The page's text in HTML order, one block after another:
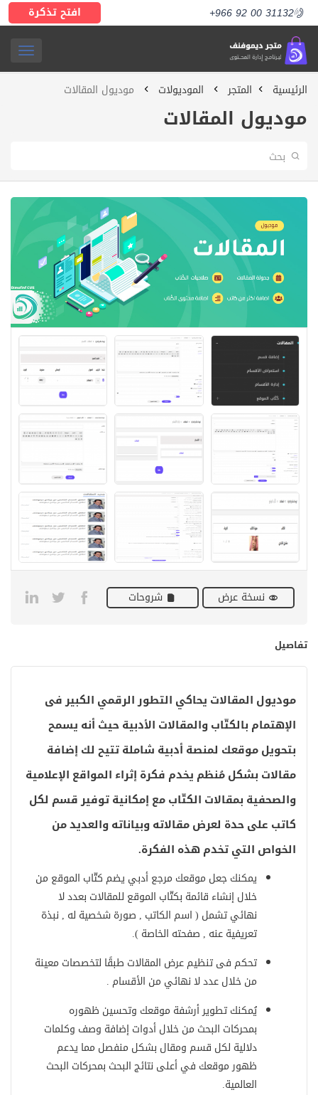
+966 92 00 31132 افتح تذكرة
الرئيسية المتجر الموديولات موديول المقالات
موديول المقالات
نسخة عرض شروحات
تفاصيل
موديول المقالات يحاكي التطور الرقمي الكبير فى
الإهتمام بالكتّاب والمقالات الأدبية حيث أنه يسمح
بتحويل موقعك لمنصة أدبية شاملة تتيح لك إضافة
مقالات بشكل مُنظم يخدم فكرة إثراء المواقع الإعلامية
والصحفية بمقالات الكتّاب مع إمكانية توفير قسم لكل
كاتب على حدة لعرض مقالاته وبياناته والعديد من
الخواص التي تخدم هذه الفكرة.
يمكنك جعل موقعك مرجع أدبي يضم كتّاب الموقع من
خلال إنشاء قائمة بكتّاب الموقع للمقالات بعدد لا
نهائي تشمل ( اسم الكاتب , صورة شخصية له , نبذة
تعريفية عنه , صفحته الخاصة ).
تحكم فى تنظيم عرض المقالات طبقًا لتخصصات معينة
من خلال عدد لا نهائي من الأقسام .
يُمكنك تطوير أرشفة موقعك وتحسين ظهوره
بمحركات البحث من خلال أدوات إضافة وصف وكلمات
دلالية لكل قسم ومقال بشكل منفصل مما يدعم
ظهور موقعك في أعلى نتائج البحث بمحركات البحث
العالمية.